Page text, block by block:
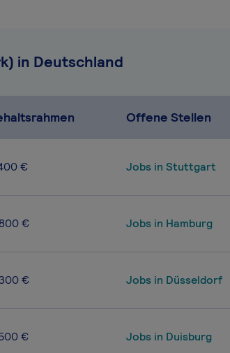
in Deutschland
Offene Stellen
€ Jobs in Stuttgart
€ Jobs in Hamburg
€ Jobs in Düsseldorf
€ Jobs in Duisburg